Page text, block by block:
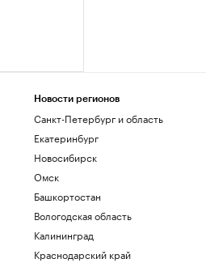
Новости регионов
Санкт-Петербург и область
Екатеринбург
Новосибирск
Омск
Башкортостан
Вологодская область
Калининград
Краснодарский край